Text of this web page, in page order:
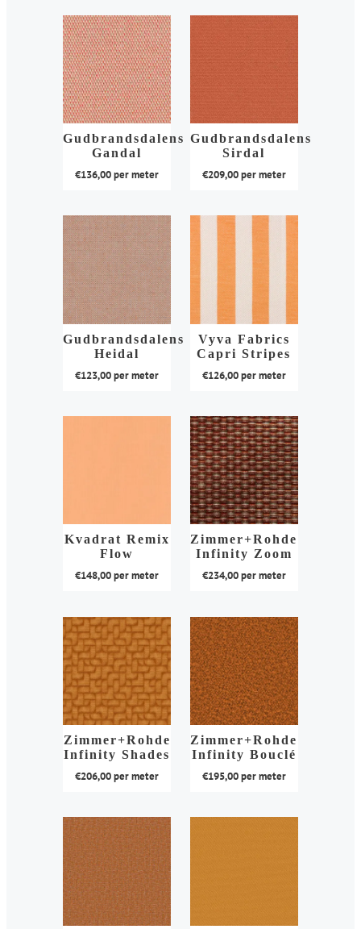
product
heeft
meerdere
variaties.
Deze
optie
kan
gekozen
worden
de
productpagina
product
heeft
meerdere
variaties.
optie
kan
gekozen
worden
de
productpagina
Gudbrandsdalens
Gandal
€136,00per meter
product
heeft
meerdere
variaties.
Deze
optie
kan
gekozen
worden
de
Gudbrandsdalens
Sirdal
€209,00per meter
product
heeft
meerdere
variaties.
optie
kan
gekozen
worden
de
productpagina
Gudbrandsdalens
Heidal
€123,00per meter
optie
kan
gekozen
worden
de
productpagina
Vyva Fabrics
Capri Stripes
€126,00per meter
product
heeft
meerdere
variaties.
Deze
optie
kan
gekozen
worden
de
productpagina
Kvadrat Remix
Flow
€148,00per meter
product
heeft
meerdere
variaties.
Deze
optie
kan
gekozen
worden
de
productpagina
Zimmer+Rohde
Infinity Zoom
€234,00per meter
product
heeft
meerdere
variaties.
Deze
optie
kan
gekozen
worden
de
Zimmer+Rohde
Infinity Shades
€206,00per meter
product
heeft
meerdere
variaties.
Deze
optie
Zimmer+Rohde
Infinity Bouclé
€195,00per meter
optie